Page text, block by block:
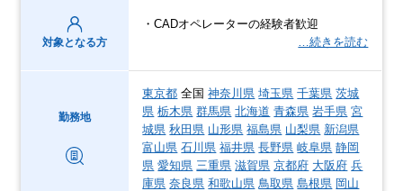
対象となる方
・CADオペレーターの経験者歓迎
…続きを読む
勤務地
東京都 全国神奈川県 埼玉県 千葉県 茨城
県 栃木県 群馬県 北海道 青森県 岩手県 宮
城県 秋田県 山形県 福島県 山梨県 新潟県
富山県 石川県 福井県 長野県 岐阜県 静岡
県 愛知県 三重県 滋賀県 京都府 大阪府 兵
庫県 奈良県 和歌山県 鳥取県 島根県 岡山